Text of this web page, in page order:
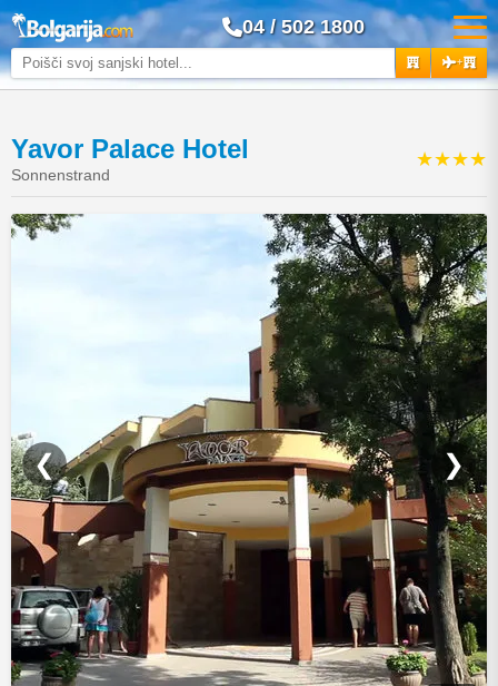
04 / 502 1800
+
Yavor Palace Hotel
Sonnenstrand
★★★★
❮ ❯